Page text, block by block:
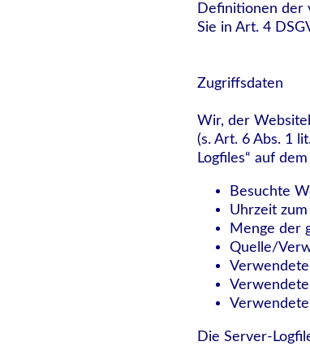
Definitionen der
Sie in Art. 4
Zugriffsdaten
Wir, der
(s. Art. 6 Abs. 1
Logfiles“ auf
Besuchte
Uhrzeit
Menge der
Quelle/
Die Server-